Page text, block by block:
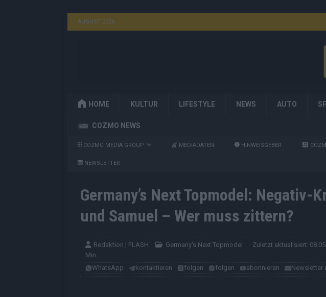
AUGUST 2026
HOME KULTUR LIFESTYLE NEWS AUTO
COZMO NEWS
COZMO MEDIA GROUP MEDIADATEN HINWEISGEBER
NEWSLETTER
Germany’s Next Topmodel: Negativ-
und Samuel – Wer muss zittern?
Redaktion | FLASH Germany's Next Topmodel · Zuletzt aktualisiert:
Min.
WhatsApp
kontaktieren folgen folgen abonnieren Newsletter